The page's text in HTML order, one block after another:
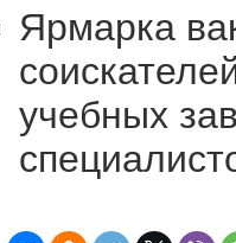
Ярмарка
учебных